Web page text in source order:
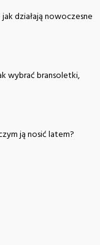
działają nowoczesne
wybrać bransoletki,
ją nosić latem?